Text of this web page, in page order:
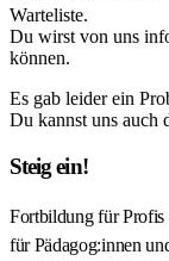
Warteliste.
Du wirst von uns
können.
Es gab leider ein
Du kannst uns auch
Steig ein!
Fortbildung für Profis
für Pädagog:innen